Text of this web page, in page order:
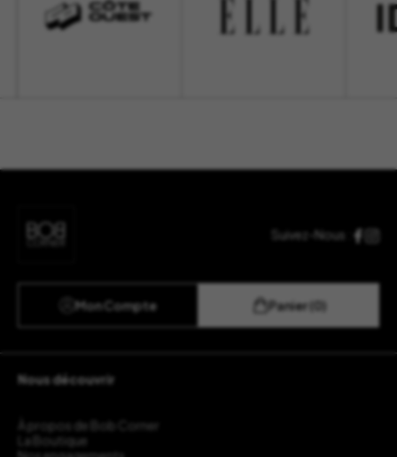
Suivez-Nous :
Mon Compte Panier (0)
Nous découvrir
À propos de Bob Corner
La Boutique